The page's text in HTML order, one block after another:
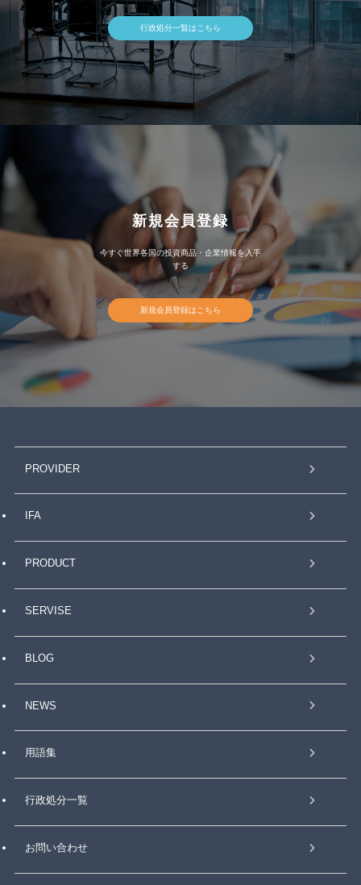
行政処分一覧はこちら
新規会員登録
今すぐ世界各国の投資商品・企業情報を入手
する
新規会員登録はこちら
PROVIDER
IFA
PRODUCT
SERVISE
BLOG
NEWS
用語集
行政処分一覧
お問い合わせ